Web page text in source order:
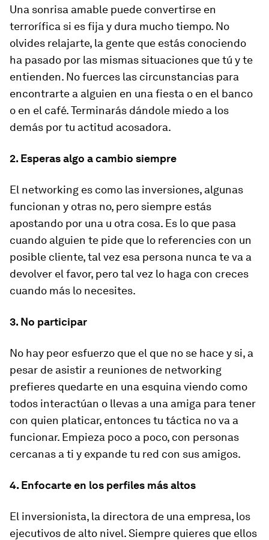
Una sonrisa amable puede convertirse en
terrorífica si es fija y dura mucho tiempo. No
olvides relajarte, la gente que estás conociendo
ha pasado por las mismas situaciones que tú y te
entienden. No fuerces las circunstancias para
encontrarte a alguien en una fiesta o en el banco
o en el café. Terminarás dándole miedo a los
demás por tu actitud acosadora.
2. Esperas algo a cambio siempre
El networking es como las inversiones, algunas
funcionan y otras no, pero siempre estás
apostando por una u otra cosa. Es lo que pasa
cuando alguien te pide que lo referencies con un
posible cliente, tal vez esa persona nunca te va a
devolver el favor, pero tal vez lo haga con creces
cuando más lo necesites.
3. No participar
No hay peor esfuerzo que el que no se hace y si, a
pesar de asistir a reuniones de networking
prefieres quedarte en una esquina viendo como
todos interactúan o llevas a una amiga para tener
con quien platicar, entonces tu táctica no va a
funcionar. Empieza poco a poco, con personas
cercanas a ti y expande tu red con sus amigos.
4. Enfocarte en los perfiles más altos
El inversionista, la directora de una empresa, los
ejecutivos de alto nivel. Siempre quieres que ellos